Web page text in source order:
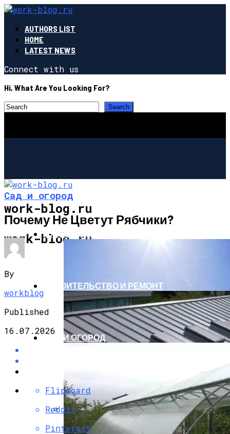
AUTHORS LIST
HOME
LATEST NEWS
Connect with us
Hi, What Are You Looking For?
work-blog.ru
work-blog.ru
ПУТЕШЕСТВИЯ И ТУРИЗМ
Пила Италия — Горнолыжный Курорт
СТРОИТЕЛЬСТВО И РЕМОНТ
САД И ОГОРОД
Сад и огород
Почему Не Цветут Рябчики?
By
workblog
Published
16.07.2026
Flipboard
Reddit
Pinterest